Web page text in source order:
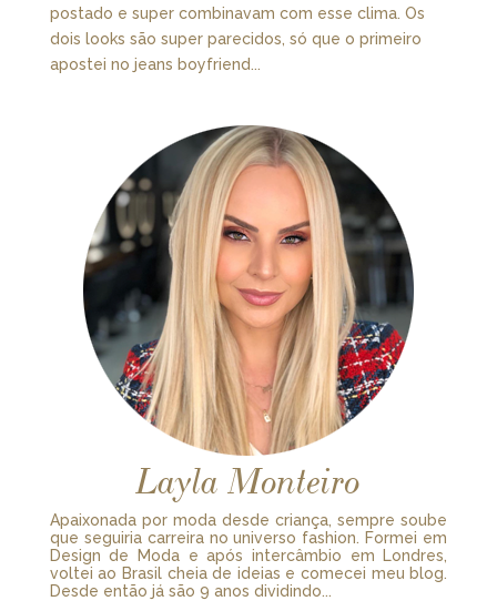
postado e super combinavam com esse clima. Os
dois looks são super parecidos, só que o primeiro
apostei no jeans boyfriend...
Layla Monteiro
Apaixonada por moda desde criança, sempre soube
que seguiria carreira no universo fashion. Formei em
Design de Moda e após intercâmbio em Londres,
voltei ao Brasil cheia de ideias e comecei meu blog.
Desde então já são 9 anos dividindo...